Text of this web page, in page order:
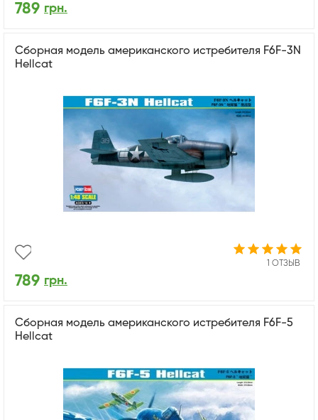
789 грн.
Сборная модель американского истребителя F6F-3N
Hellcat
1 ОТЗЫВ
789 грн.
Сборная модель американского истребителя F6F-5
Hellcat